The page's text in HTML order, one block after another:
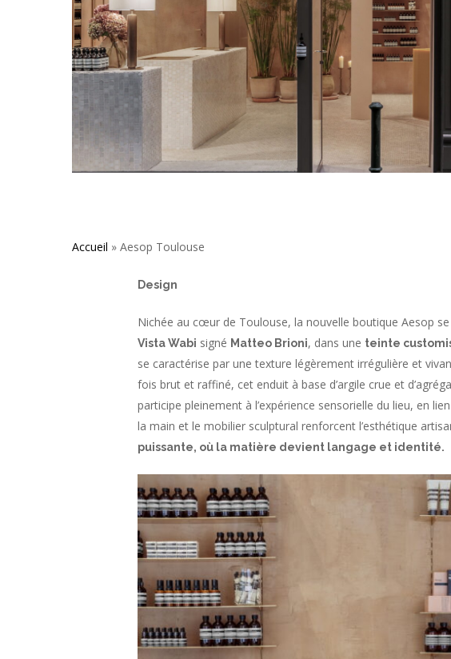
Hit enter to search or ESC to close
Accueil » Aesop Toulouse
Design
Nichée au cœur de Toulouse, la nouvelle boutique Aesop
Vista Wabi signé Matteo Brioni, dans une teinte
se caractérise par une texture légèrement irrégulière et
fois brut et raffiné, cet enduit à base d’argile crue et
participe pleinement à l’expérience sensorielle du lieu, en
la main et le mobilier sculptural renforcent l’esthétique
puissante, où la matière devient langage et identité.